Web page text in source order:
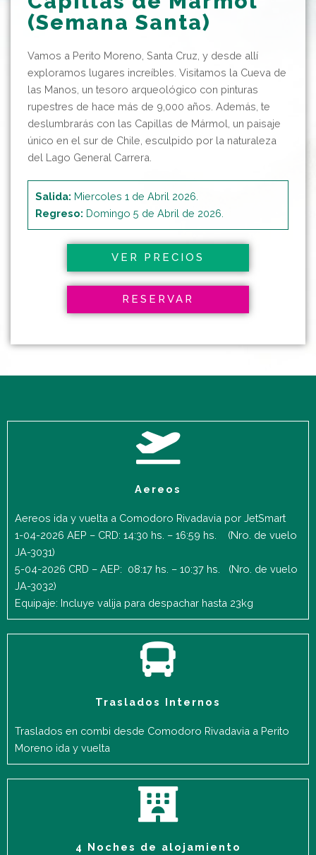
(Semana Santa)
Vamos a Perito Moreno, Santa Cruz, y desde allí
exploramos lugares increíbles. Visitamos la Cueva de
las Manos, un tesoro arqueológico con pinturas
rupestres de hace más de 9,000 años. Además, te
deslumbrarás con las Capillas de Mármol, un paisaje
único en el sur de Chile, esculpido por la naturaleza
del Lago General Carrera.
Salida: Miercoles 1 de Abril 2026.
Regreso: Domingo 5 de Abril de 2026.
VER PRECIOS
RESERVAR
Aereos
Aereos ida y vuelta a Comodoro Rivadavia por JetSmart
1-04-2026 AEP – CRD: 14:30 hs. – 16:59 hs. (Nro. de vuelo
JA-3031)
5-04-2026 CRD – AEP: 08:17 hs. – 10:37 hs. (Nro. de vuelo
JA-3032)
Equipaje: Incluye valija para despachar hasta 23kg
Traslados Internos
Traslados en combi desde Comodoro Rivadavia a Perito
Moreno ida y vuelta
4 Noches de alojamiento